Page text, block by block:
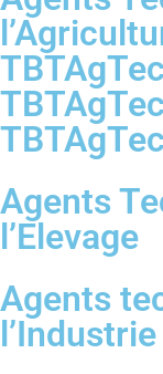
Agents
l’Elevage
Agents